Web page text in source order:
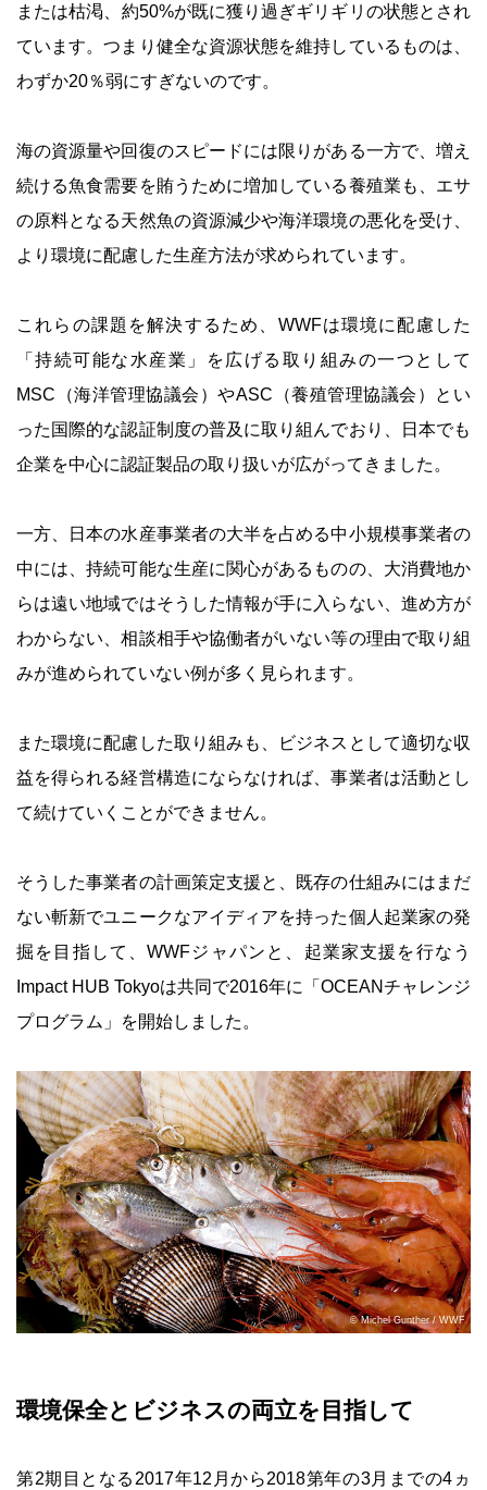
または枯渇、約50%が既に獲り過ぎギリギリの状態とされ
ています。つまり健全な資源状態を維持しているものは、
わずか20％弱にすぎないのです。
海の資源量や回復のスピードには限りがある一方で、増え
続ける魚食需要を賄うために増加している養殖業も、エサ
の原料となる天然魚の資源減少や海洋環境の悪化を受け、
より環境に配慮した生産方法が求められています。
これらの課題を解決するため、WWFは環境に配慮した
「持続可能な水産業」を広げる取り組みの一つとして
MSC（海洋管理協議会）やASC（養殖管理協議会）とい
った国際的な認証制度の普及に取り組んでおり、日本でも
企業を中心に認証製品の取り扱いが広がってきました。
一方、日本の水産事業者の大半を占める中小規模事業者の
中には、持続可能な生産に関心があるものの、大消費地か
らは遠い地域ではそうした情報が手に入らない、進め方が
わからない、相談相手や協働者がいない等の理由で取り組
みが進められていない例が多く見られます。
また環境に配慮した取り組みも、ビジネスとして適切な収
益を得られる経営構造にならなければ、事業者は活動とし
て続けていくことができません。
そうした事業者の計画策定支援と、既存の仕組みにはまだ
ない斬新でユニークなアイディアを持った個人起業家の発
掘を目指して、WWFジャパンと、起業家支援を行なう
Impact HUB Tokyoは共同で2016年に「OCEANチャレンジ
プログラム」を開始しました。
© Michel Gunther / WWF
環境保全とビジネスの両立を目指して
第2期目となる2017年12月から2018第年の3月までの4ヵ